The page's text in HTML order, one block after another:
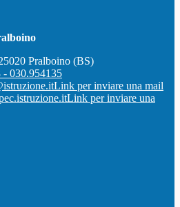
Pralboino (BS)
- 030.954135
Link per inviare una mail
Link per inviare una